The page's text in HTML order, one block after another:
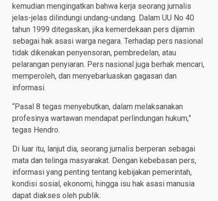
kemudian mengingatkan bahwa kerja seorang jurnalis
jelas-jelas dilindungi undang-undang. Dalam UU No 40
tahun 1999 ditegaskan, jika kemerdekaan pers dijamin
sebagai hak asasi warga negara. Terhadap pers nasional
tidak dikenakan penyensoran, pembredelan, atau
pelarangan penyiaran. Pers nasional juga berhak mencari,
memperoleh, dan menyebarluaskan gagasan dan
informasi.
“Pasal 8 tegas menyebutkan, dalam melaksanakan
profesinya wartawan mendapat perlindungan hukum,”
tegas Hendro.
Di luar itu, lanjut dia, seorang jurnalis berperan sebagai
mata dan telinga masyarakat. Dengan kebebasan pers,
informasi yang penting tentang kebijakan pemerintah,
kondisi sosial, ekonomi, hingga isu hak asasi manusia
dapat diakses oleh publik.